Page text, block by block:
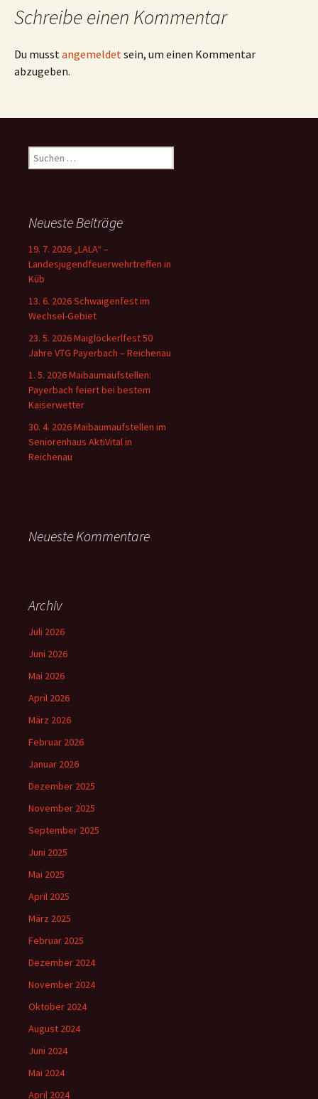
Schreibe einen Kommentar
Du musstangemeldetsein, um einen Kommentar
abzugeben.
Suchen
nach:
Neueste Beiträge
19. 7. 2026 „LALA“ –
Landesjugendfeuerwehrtreffen in
Küb
13. 6. 2026 Schwaigenfest im
Wechsel-Gebiet
23. 5. 2026 Maiglöckerlfest 50
Jahre VTG Payerbach – Reichenau
1. 5. 2026 Maibaumaufstellen:
Payerbach feiert bei bestem
Kaiserwetter
30. 4. 2026 Maibaumaufstellen im
Seniorenhaus AktiVital in
Reichenau
Neueste Kommentare
Archiv
Juli 2026
Juni 2026
Mai 2026
April 2026
März 2026
Februar 2026
Januar 2026
Dezember 2025
November 2025
September 2025
Juni 2025
Mai 2025
April 2025
März 2025
Februar 2025
Dezember 2024
November 2024
Oktober 2024
August 2024
Juni 2024
Mai 2024
April 2024